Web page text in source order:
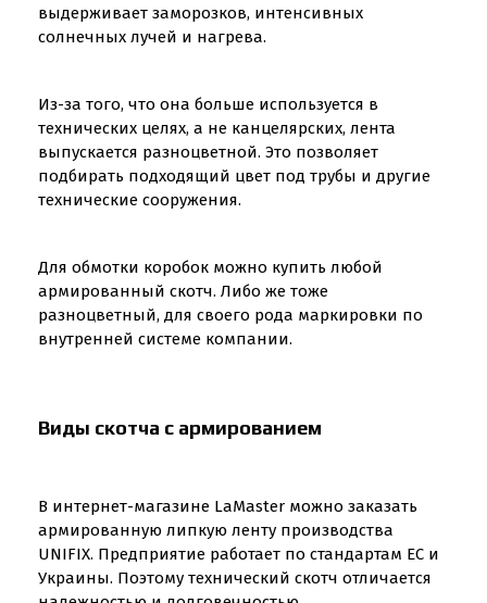
выдерживает заморозков, интенсивных
солнечных лучей и нагрева.
Из-за того, что она больше используется в
технических целях, а не канцелярских, лента
выпускается разноцветной. Это позволяет
подбирать подходящий цвет под трубы и другие
технические сооружения.
Для обмотки коробок можно купить любой
армированный скотч. Либо же тоже
разноцветный, для своего рода маркировки по
внутренней системе компании.
Виды скотча с армированием
В интернет-магазине LaMaster можно заказать
армированную липкую ленту производства
UNIFIX. Предприятие работает по стандартам ЕС и
Украины. Поэтому технический скотч отличается